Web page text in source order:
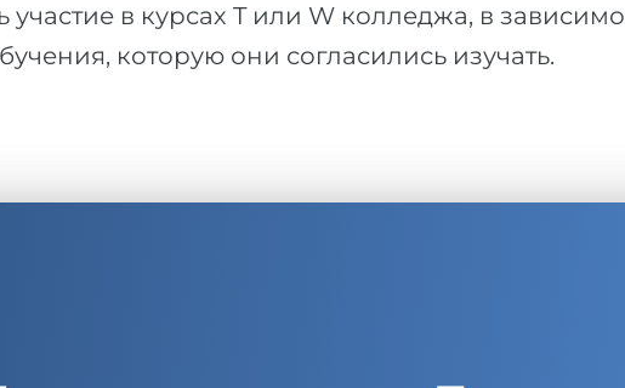
участие в курсах T или W колледжа, в
которую они согласились изучать.